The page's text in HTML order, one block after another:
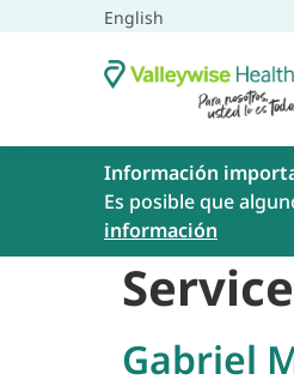
English
Información
Es posible que
información
Gabriel